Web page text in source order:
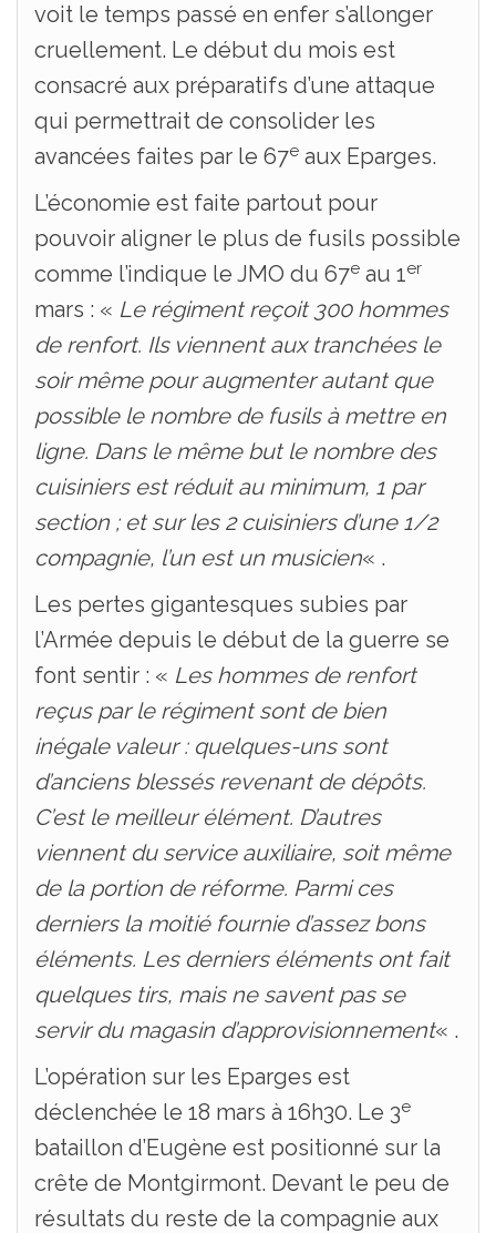
voit le temps passé en enfer s’allonger
cruellement. Le début du mois est
consacré aux préparatifs d’une attaque
qui permettrait de consolider les
avancées faites par le 67e aux Eparges.
L’économie est faite partout pour
pouvoir aligner le plus de fusils possible
comme l’indique le JMO du 67e au 1er
mars : « Le régiment reçoit 300 hommes
de renfort. Ils viennent aux tranchées le
soir même pour augmenter autant que
possible le nombre de fusils à mettre en
ligne. Dans le même but le nombre des
cuisiniers est réduit au minimum, 1 par
section ; et sur les 2 cuisiniers d’une 1/2
compagnie, l’un est un musicien« .
Les pertes gigantesques subies par
l’Armée depuis le début de la guerre se
font sentir : « Les hommes de renfort
reçus par le régiment sont de bien
inégale valeur : quelques-uns sont
d’anciens blessés revenant de dépôts.
C’est le meilleur élément. D’autres
viennent du service auxiliaire, soit même
de la portion de réforme. Parmi ces
derniers la moitié fournie d’assez bons
éléments. Les derniers éléments ont fait
quelques tirs, mais ne savent pas se
servir du magasin d’approvisionnement« .
L’opération sur les Eparges est
déclenchée le 18 mars à 16h30. Le 3e
bataillon d’Eugène est positionné sur la
crête de Montgirmont. Devant le peu de
résultats du reste de la compagnie aux